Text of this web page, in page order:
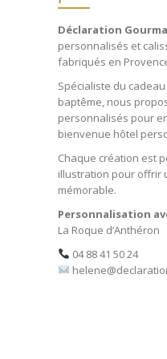
Déclaration
personnalisés et
fabriqués en
Spécialiste du cadeau
baptême, nous
personnalisés pour
bienvenue hôtel
Chaque création est
illustration pour offrir
mémorable.
Personnalisation
La Roque d’Anthéron
04 88 41 50 24